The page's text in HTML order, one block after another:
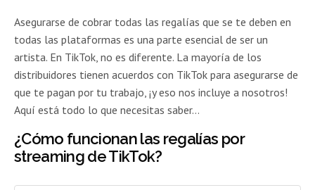
Asegurarse de cobrar todas las regalías que se te deben en
todas las plataformas es una parte esencial de ser un
artista. En TikTok, no es diferente. La mayoría de los
distribuidores tienen acuerdos con TikTok para asegurarse de
que te pagan por tu trabajo, ¡y eso nos incluye a nosotros!
Aquí está todo lo que necesitas saber…
¿Cómo funcionan las regalías por
streaming de TikTok?